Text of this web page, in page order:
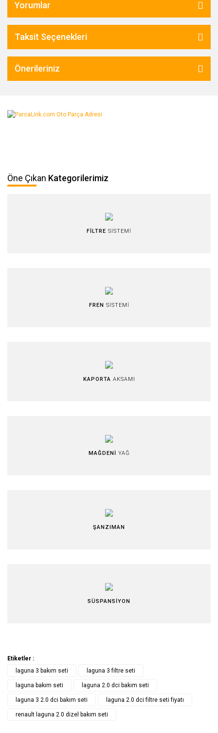
Yorumlar
Taksit Seçenekleri
Önerileriniz
Öne Çıkan Kategorilerimiz
FİLTRE SİSTEMİ
FREN SİSTEMİ
KAPORTA AKSAMI
MAĞDENİ YAĞ
ŞANZIMAN
SÜSPANSİYON
Etiketler :
laguna 3 bakım seti
laguna 3 filtre seti
laguna bakım seti laguna 2.0 dci bakım seti
laguna 3 2.0 dci bakım seti laguna 2.0 dci filtre seti fiyatı
renault laguna 2.0 dizel bakım seti